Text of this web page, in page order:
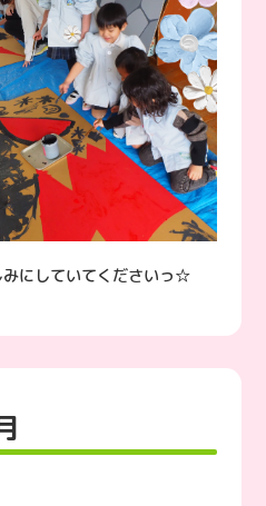
にしていてくださいっ☆